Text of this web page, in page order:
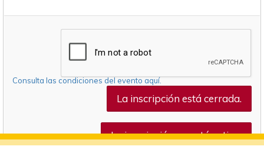
Consulta las condiciones del evento aquí.
La inscripción está cerrada.
La inscripción no está activa.